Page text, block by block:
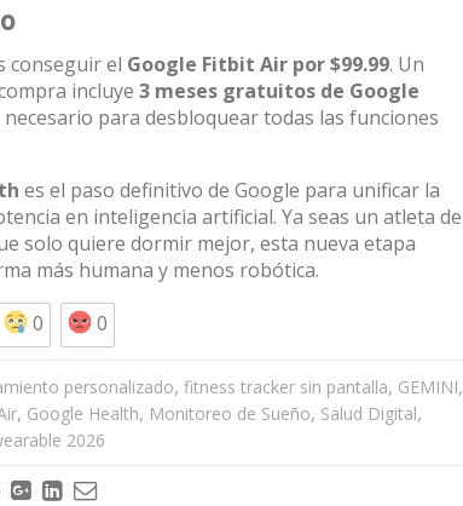
conseguir el Google Fitbit Air por $99.99. Un
incluye 3 meses gratuitos de Google
necesario para desbloquear todas las funciones
es el paso definitivo de Google para unificar la
en inteligencia artificial. Ya seas un atleta de
solo quiere dormir mejor, esta nueva etapa
más humana y menos robótica.
0 0
personalizado, fitness tracker sin pantalla, GEMINI,
, Google Health, Monitoreo de Sueño, Salud Digital,
2026